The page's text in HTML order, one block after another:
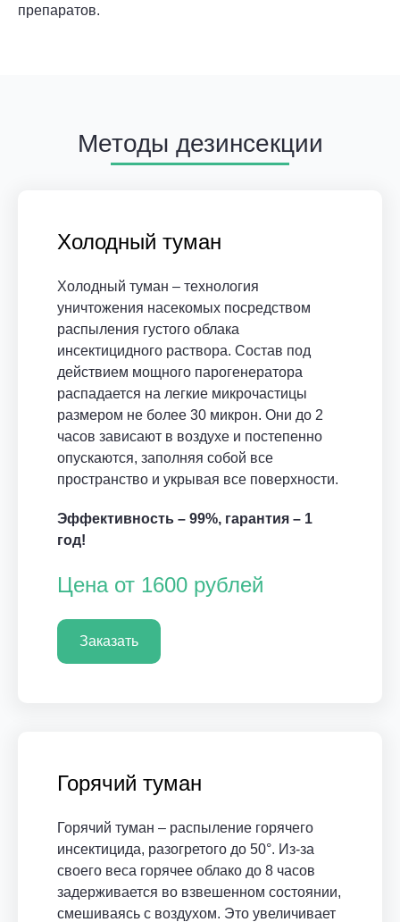
препаратов.
Методы дезинсекции
Холодный туман
Холодный туман – технология
уничтожения насекомых посредством
распыления густого облака
инсектицидного раствора. Состав под
действием мощного парогенератора
распадается на легкие микрочастицы
размером не более 30 микрон. Они до 2
часов зависают в воздухе и постепенно
опускаются, заполняя собой все
пространство и укрывая все поверхности.
Эффективность – 99%, гарантия – 1
год!
Цена от 1600 рублей
Заказать
Горячий туман
Горячий туман – распыление горячего
инсектицида, разогретого до 50°. Из-за
своего веса горячее облако до 8 часов
задерживается во взвешенном состоянии,
смешиваясь с воздухом. Это увеличивает